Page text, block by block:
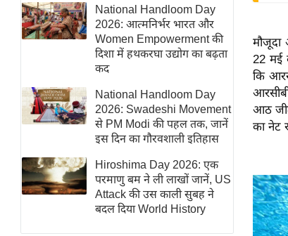
ऑटो वर्ल्ड
न्यूज ब्रीफ
मनोरंजन जगत
बॉलीवुड
हॉलीवुड
फिल्म समीक्षा
Breaking
News
लाइफस्टाइल
टेक्नॉलॉजी
National Handloom Day
2026: आत्मनिर्भर भारत और
Women Empowerment की
दिशा में हथकरघा उद्योग का बढ़ता
कद
National Handloom Day
2026: Swadeshi Movement
से PM Modi की पहल तक, जानें
इस दिन का गौरवशाली इतिहास
Hiroshima Day 2026: एक
परमाणु बम ने ली लाखों जानें, US
Attack की उस काली सुबह ने
बदल दिया World History
मौजूदा
22 मई
कि
आठ
का नेट